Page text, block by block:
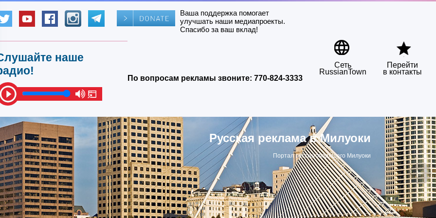
Ваша поддержка помогает
улучшать наши медиапроекты.
Спасибо за ваш вклад!
наше
По вопросам рекламы звоните: 770-824-3333
Сеть
RussianTown
Перейти
в контакты
Русская реклама в Милуоки
Портал русскоговорящего Милуоки
▶